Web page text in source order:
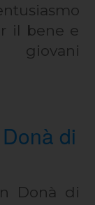
il bene e
di
Donà di